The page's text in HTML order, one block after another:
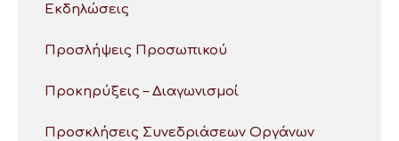
Εκδηλώσεις
Προσλήψεις Προσωπικού
Προκηρύξεις – Διαγωνισμοί
Προσκλήσεις Συνεδριάσεων Οργάνων